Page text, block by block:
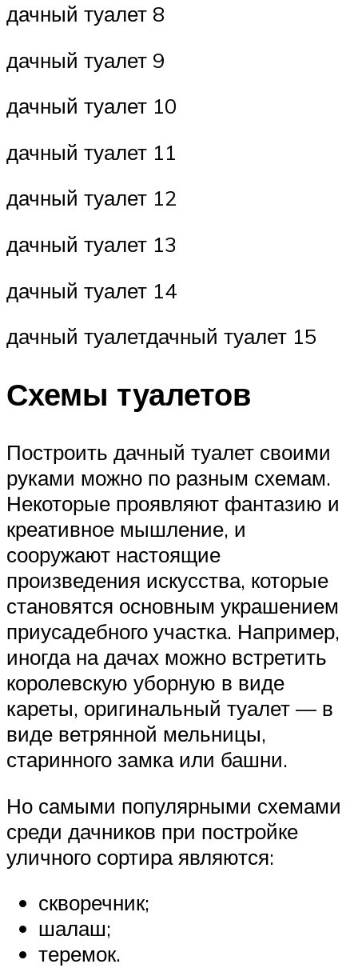
дачный туалет 8
дачный туалет 9
дачный туалет 10
дачный туалет 11
дачный туалет 12
дачный туалет 13
дачный туалет 14
дачный туалетдачный туалет 15
Схемы туалетов
Построить дачный туалет своими
руками можно по разным схемам.
Некоторые проявляют фантазию и
креативное мышление, и
сооружают настоящие
произведения искусства, которые
становятся основным украшением
приусадебного участка. Например,
иногда на дачах можно встретить
королевскую уборную в виде
кареты, оригинальный туалет — в
виде ветрянной мельницы,
старинного замка или башни.
Но самыми популярными схемами
среди дачников при постройке
уличного сортира являются:
скворечник;
шалаш;
теремок.